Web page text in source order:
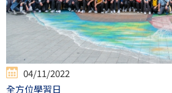
04/11/2022
全方位學習日